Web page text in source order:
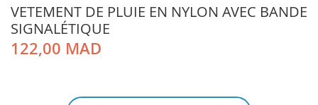
VETEMENT DE PLUIE EN NYLON AVEC BANDE
SIGNALÉTIQUE
122,00 MAD
beginning
of
the
images